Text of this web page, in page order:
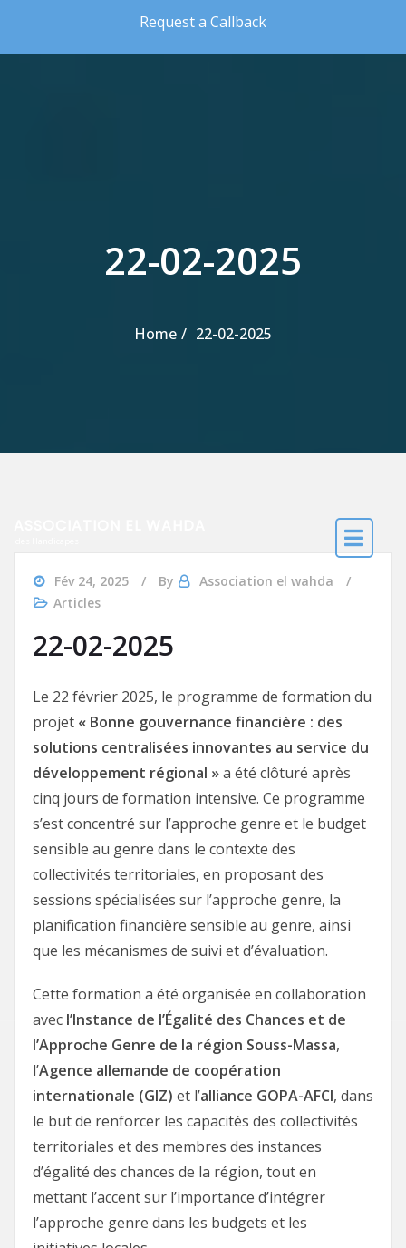
Request a Callback
22-02-2025
Home 22-02-2025
Fév 24, 2025 By
Association el wahda
Articles
22-02-2025
Le 22 février 2025, le programme de formation du
projet « Bonne gouvernance financière : des
solutions centralisées innovantes au service du
développement régional »a été clôturé après
cinq jours de formation intensive. Ce programme
s’est concentré sur l’approche genre et le budget
sensible au genre dans le contexte des
collectivités territoriales, en proposant des
sessions spécialisées sur l’approche genre, la
planification financière sensible au genre, ainsi
que les mécanismes de suivi et d’évaluation.
Cette formation a été organisée en collaboration
avec l’Instance de l’Égalité des Chances et de
l’Approche Genre de la région Souss-Massa,
l’Agence allemande de coopération
internationale (GIZ) et l’alliance GOPA-AFCI, dans
le but de renforcer les capacités des collectivités
territoriales et des membres des instances
d’égalité des chances de la région, tout en
mettant l’accent sur l’importance d’intégrer
l’approche genre dans les budgets et les